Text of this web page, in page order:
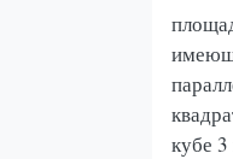
кубе 3